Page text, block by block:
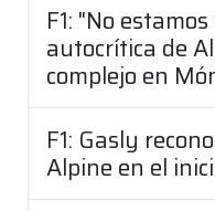
F1: "No
autocrítica de
complejo en
F1: Gasly
Alpine en el